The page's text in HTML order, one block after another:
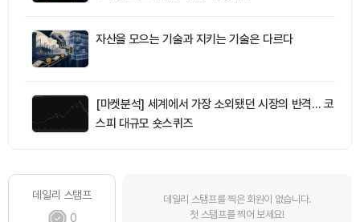
자산을 모으는 기술과 지키는 기술은 다르다
[마켓분석] 세계에서 가장 소외됐던 시장의 반격… 코
스피 대규모 숏스퀴즈
데일리 스탬프
0
데일리 스탬프를 찍은 회원이 없습니다.
첫 스탬프를 찍어 보세요!